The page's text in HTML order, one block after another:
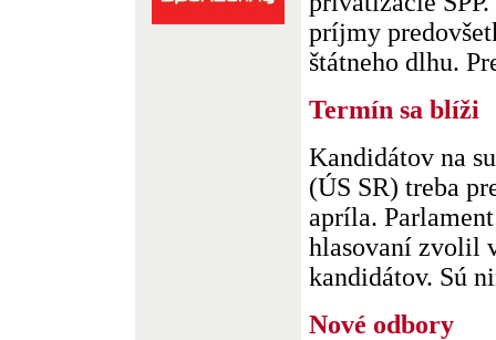
príjmy
štátneho dlhu.
Termín sa blíži
Kandidátov na
(ÚS SR) treba
apríla.
hlasovaní zvolil
kandidátov. Sú
Nové odbory